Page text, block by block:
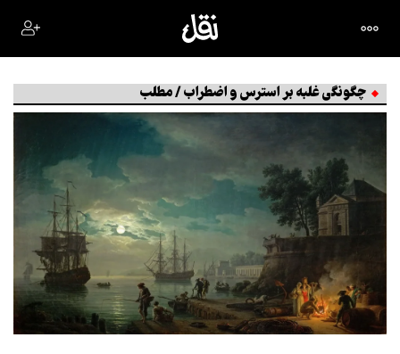
چگونگی غلبه بر استرس و اضطراب / مطلب